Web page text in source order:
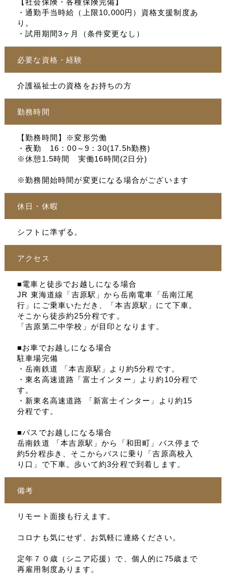
・通勤手当時給（上限10,000円）資格支援制度あ
り。
・試用期間3ヶ月（条件変更なし）
必要な資格・経験
介護福祉士の資格をお持ちの方
勤務時間
【勤務時間】※変形労働
・夜勤 16：00～9：30(17.5h勤務)
※休憩1.5時間 実働16時間(2日分)
※勤務開始時間が変更になる場合がございます
休日・休暇
シフトに準ずる。
アクセス
■電車と徒歩でお越しになる場合
JR 東海道線「吉原駅」から岳南電車「岳南江尾
行」にご乗車いただき、「本吉原駅」にて下車。
そこから徒歩約25分程です。
「吉原第二中学校」が目印となります。
■お車でお越しになる場合
駐車場完備
・岳南鉄道 「本吉原駅」より約5分程です。
・東名高速道路「富士インター」より約10分程で
す。
・新東名高速道路 「新富士インター」より約15
分程です。
■バスでお越しになる場合
岳南鉄道 「本吉原駅」から「和田町」バス停まで
約5分程歩き、そこからバスに乗り「吉原高校入
り口」で下車。歩いて約3分程で到着します。
備考
リモート面接も行えます。
コロナも気にせず、お気軽に連絡ください。
定年７０歳（シニア応援）で、個人的に75歳まで
再雇用制度あります。